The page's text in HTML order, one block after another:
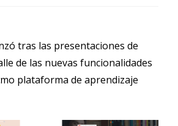
tras las presentaciones de
de las nuevas funcionalidades
plataforma de aprendizaje